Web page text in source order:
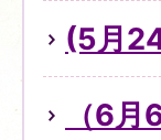
(5月
（6